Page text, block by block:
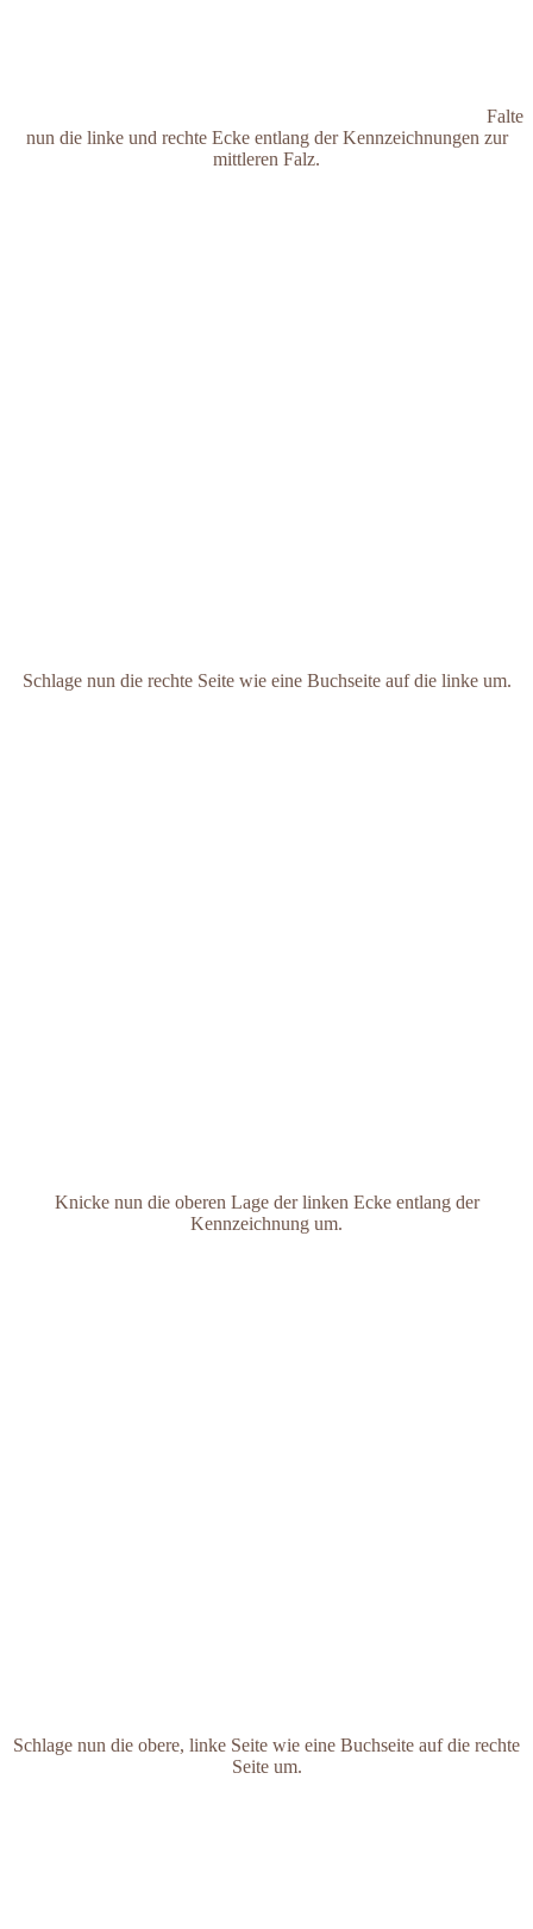
Falte
nun die linke und rechte Ecke entlang der Kennzeichnungen zur
mittleren Falz.
Schlage nun die rechte Seite wie eine Buchseite auf die linke um.
Knicke nun die oberen Lage der linken Ecke entlang der
Kennzeichnung um.
Schlage nun die obere, linke Seite wie eine Buchseite auf die rechte
Seite um.